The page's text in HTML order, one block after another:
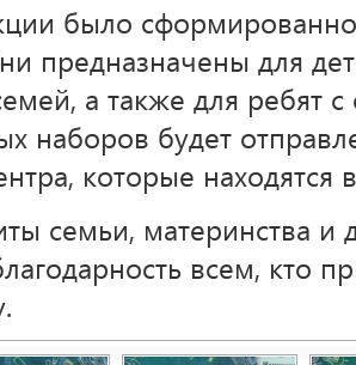
было
предназначены для
а также для ребят
наборов будет
которые находятся
семьи, материнства и
всем, кто